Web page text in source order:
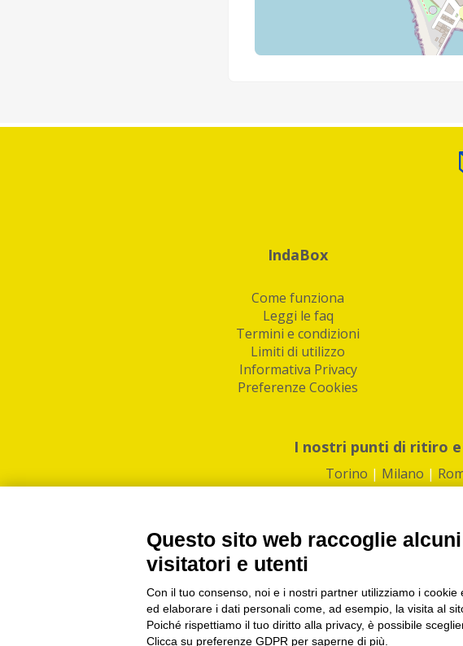
IndaBox
Come funziona
Leggi le faq
Termini e condizioni
Limiti di utilizzo
Informativa Privacy
Preferenze Cookies
I nostri punti di ritiro
Torino | Milano |
PI/CF/N°Iscr.: 10821360012 | REA: RM
IndaBox | Oltre 11.500 punti di ritiro tra Bar,
Questo sito web raccoglie
visitatori e utenti
Con il tuo consenso, noi e i nostri partner utilizziamo i
ed elaborare i dati personali come, ad esempio, la visita al
Poiché rispettiamo il tuo diritto alla privacy, è possibile
Clicca su preferenze GDPR per saperne di più.